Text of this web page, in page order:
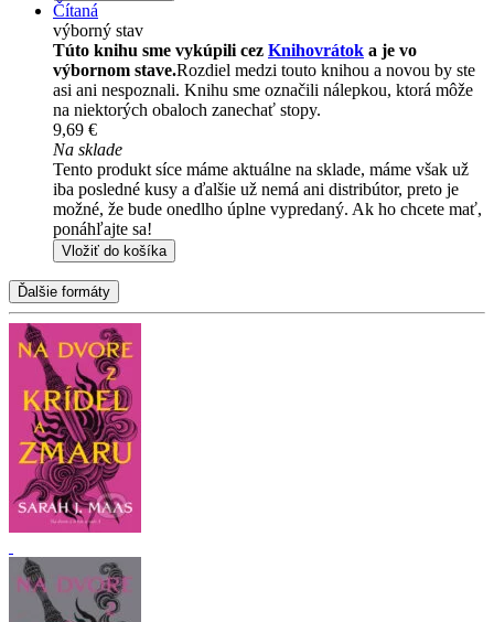
Čítaná
výborný stav
Túto knihu sme vykúpili cez Knihovrátok a je vo
výbornom stave.Rozdiel medzi touto knihou a novou by ste
asi ani nespoznali. Knihu sme označili nálepkou, ktorá môže
na niektorých obaloch zanechať stopy.
9,69 €
Na sklade
Tento produkt síce máme aktuálne na sklade, máme však už
iba posledné kusy a ďalšie už nemá ani distribútor, preto je
možné, že bude onedlho úplne vypredaný. Ak ho chcete mať,
ponáhľajte sa!
Vložiť do košíka
Ďalšie formáty